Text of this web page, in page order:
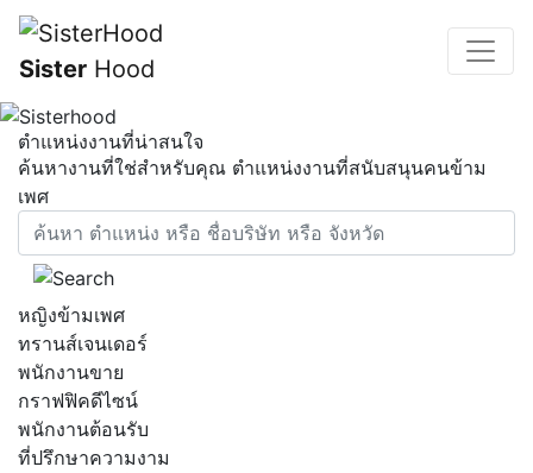
Sister Hood
ตำแหน่งงานที่น่าสนใจ
ค้นหางานที่ใช่สำหรับคุณ ตำแหน่งงานที่สนับสนุนคนข้าม
เพศ
หญิงข้ามเพศ
ทรานส์เจนเดอร์
พนักงานขาย
กราฟฟิคดีไซน์
พนักงานต้อนรับ
ที่ปรึกษาความงาม